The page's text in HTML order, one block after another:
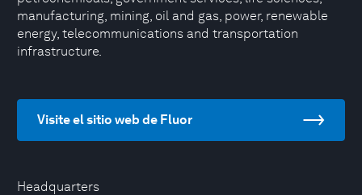
Headquarters
manufacturing, mining, oil and gas, power, renewable
energy, telecommunications and transportation
infrastructure.
Visite el sitio web de Fluor